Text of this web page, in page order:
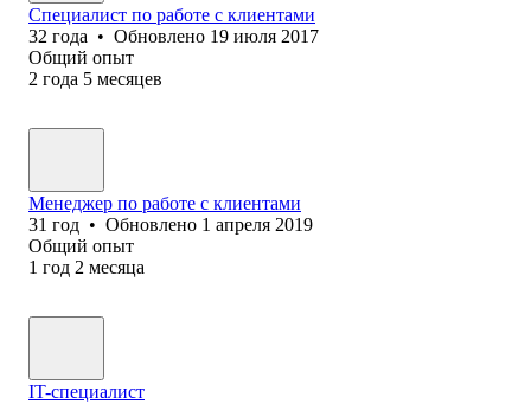
Специалист по работе с клиентами
32 года • Обновлено 19 июля 2017
Общий опыт
2 года 5 месяцев
Менеджер по работе с клиентами
31 год • Обновлено 1 апреля 2019
Общий опыт
1 год 2 месяца
IT-специалист